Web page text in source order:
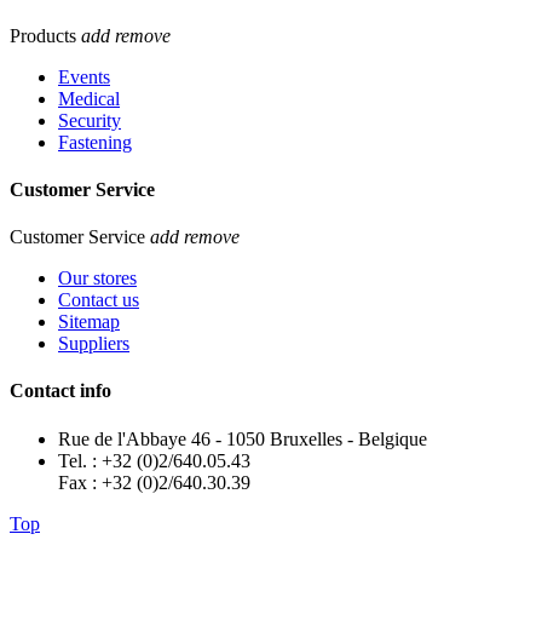
Products add remove
Events
Medical
Security
Fastening
Customer Service
Customer Service add remove
Our stores
Contact us
Sitemap
Suppliers
Contact info
Rue de l'Abbaye 46 - 1050 Bruxelles - Belgique
Tel. : +32 (0)2/640.05.43
Fax : +32 (0)2/640.30.39
Top